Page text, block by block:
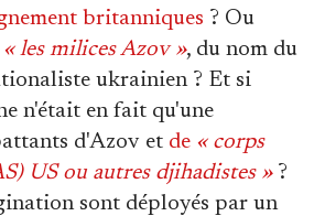
britanniques ? Ou
« les milices Azov », du nom du
ukrainien ? Et si
n'était en fait qu'une
d'Azov et de « corps
US ou autres djihadistes »?
sont déployés par un